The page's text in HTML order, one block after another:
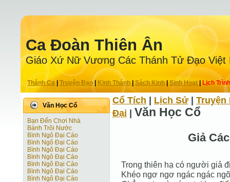
Ca Ðoàn Thiên Ân
Giáo Xứ Nữ Vương Các Thánh Tử Ðạo Việt
Thánh Ca Truyện Ðạo| Kinh Thánh Sách Kinh|Sinh Hoạt| Lịch Trình
Văn Học Cổ
Bạn Đến Chơi Nhà
Bánh Trôi Nước
Bình Ngô Đại Cáo
Bình Ngô Đại Cáo
Bình Ngô Đại Cáo
Bình Ngô Đại Cáo
Bình Ngô Đại Cáo
Bình Ngô Đại Cáo
Bình Ngô Đại Cáo
Cổ Tích Lịch Sử
Truyện
Ðại
Văn Học Cổ
Giả
Trong thiên hạ có người giả
Khéo ngơ ngơ ngác ngác